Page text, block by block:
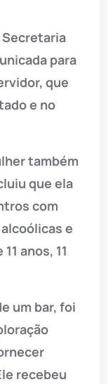
para
que
e no
também
que ela
com
e
anos, 11
um bar, foi
recebeu